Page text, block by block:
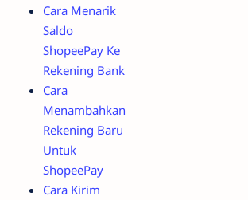
Cara Menarik
Saldo
ShopeePay Ke
Rekening Bank
Cara
Menambahkan
Rekening Baru
Untuk
ShopeePay
Cara Kirim